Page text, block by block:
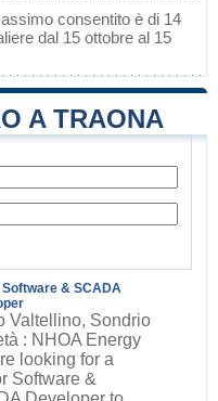
consentito è di 14
dal 15 ottobre al 15
A TRAONA
& SCADA
Valtellino, Sondrio
: NHOA Energy
looking for a
Software &